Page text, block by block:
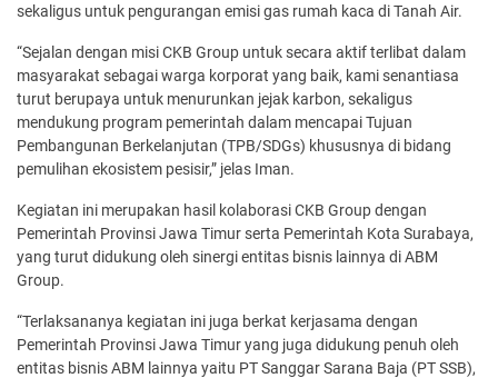
sekaligus untuk pengurangan emisi gas rumah kaca di Tanah Air.
“Sejalan dengan misi CKB Group untuk secara aktif terlibat dalam
masyarakat sebagai warga korporat yang baik, kami senantiasa
turut berupaya untuk menurunkan jejak karbon, sekaligus
mendukung program pemerintah dalam mencapai Tujuan
Pembangunan Berkelanjutan (TPB/SDGs) khususnya di bidang
pemulihan ekosistem pesisir,” jelas Iman.
Kegiatan ini merupakan hasil kolaborasi CKB Group dengan
Pemerintah Provinsi Jawa Timur serta Pemerintah Kota Surabaya,
yang turut didukung oleh sinergi entitas bisnis lainnya di ABM
Group.
“Terlaksananya kegiatan ini juga berkat kerjasama dengan
Pemerintah Provinsi Jawa Timur yang juga didukung penuh oleh
entitas bisnis ABM lainnya yaitu PT Sanggar Sarana Baja (PT SSB),